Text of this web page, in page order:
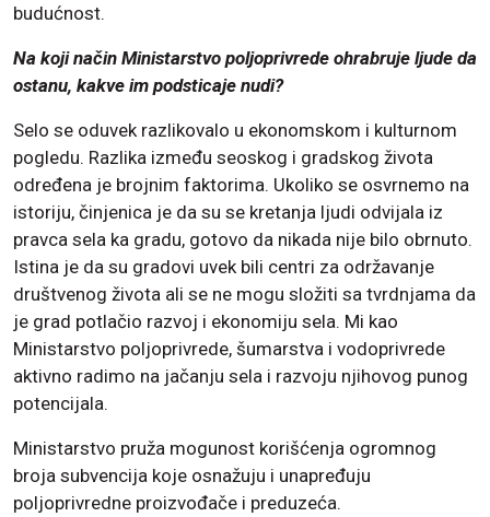
budućnost.
Na koji način Ministarstvo poljoprivrede ohrabruje ljude da
ostanu, kakve im podsticaje nudi?
Selo se oduvek razlikovalo u ekonomskom i kulturnom
pogledu. Razlika između seoskog i gradskog života
određena je brojnim faktorima. Ukoliko se osvrnemo na
istoriju, činjenica je da su se kretanja ljudi odvijala iz
pravca sela ka gradu, gotovo da nikada nije bilo obrnuto.
Istina je da su gradovi uvek bili centri za održavanje
društvenog života ali se ne mogu složiti sa tvrdnjama da
je grad potlačio razvoj i ekonomiju sela. Mi kao
Ministarstvo poljoprivrede, šumarstva i vodoprivrede
aktivno radimo na jačanju sela i razvoju njihovog punog
potencijala.
Ministarstvo pruža mogunost korišćenja ogromnog
broja subvencija koje osnažuju i unapređuju
poljoprivredne proizvođače i preduzeća.